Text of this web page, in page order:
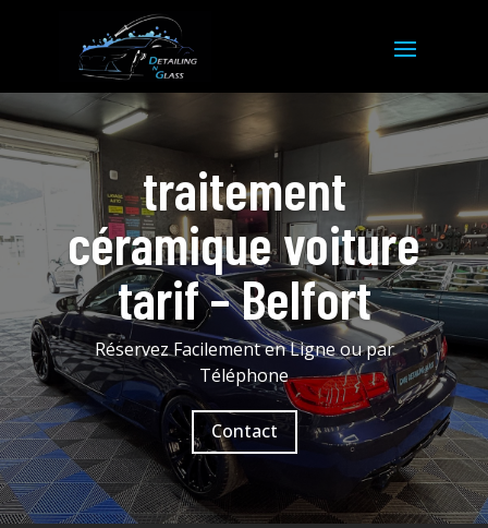
traitement
céramique voiture
tarif – Belfort
Réservez Facilement en Ligne ou par
Téléphone
Contact